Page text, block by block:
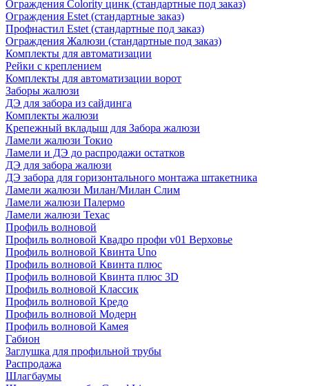
Ограждения Colority цинк (стандартные под заказ)
Ограждения Estet (стандартные заказ)
Профнастил Estet (стандартные под заказ)
Ограждения Жалюзи (стандартные под заказ)
Комплекты для автоматизации
Рейки с креплением
Комплекты для автоматизации ворот
Заборы жалюзи
ДЭ для забора из сайдинга
Комплекты жалюзи
Крепежный вкладыш для Забора жалюзи
Ламели жалюзи Токио
Ламели и ДЭ до распродажи остатков
ДЭ для забора жалюзи
ДЭ забора для горизонтального монтажа штакетника
Ламели жалюзи Милан/Милан Слим
Ламели жалюзи Палермо
Ламели жалюзи Техас
Профиль волновой
Профиль волновой Квадро профи v01 Верховье
Профиль волновой Квинта Uno
Профиль волновой Квинта плюс
Профиль волновой Квинта плюс 3D
Профиль волновой Классик
Профиль волновой Кредо
Профиль волновой Модерн
Профиль волновой Камея
Габион
Заглушка для профильной трубы
Распродажа
Шлагбаумы